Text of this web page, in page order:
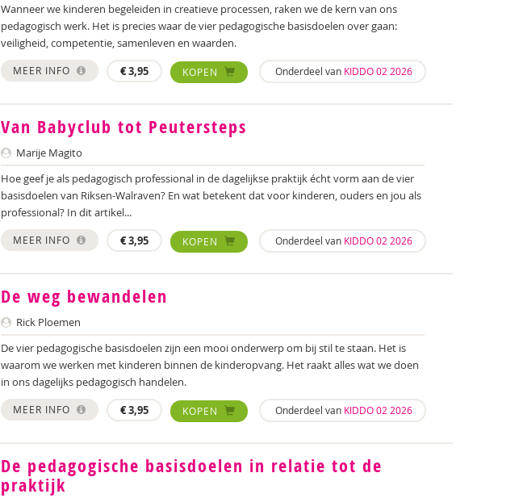
Wanneer we kinderen begeleiden in creatieve processen, raken we de kern van ons
pedagogisch werk. Het is precies waar de vier pedagogische basisdoelen over gaan:
veiligheid, competentie, samenleven en waarden.
MEER INFO €3,95 KOPEN Onderdeel van KIDDO 02 2026
Van Babyclub tot Peutersteps
Marije Magito
Hoe geef je als pedagogisch professional in de dagelijkse praktijk écht vorm aan de vier
basisdoelen van Riksen-Walraven? En wat betekent dat voor kinderen, ouders en jou als
professional? In dit artikel...
MEER INFO €3,95 KOPEN Onderdeel van KIDDO 02 2026
De weg bewandelen
Rick Ploemen
De vier pedagogische basisdoelen zijn een mooi onderwerp om bij stil te staan. Het is
waarom we werken met kinderen binnen de kinderopvang. Het raakt alles wat we doen
in ons dagelijks pedagogisch handelen.
MEER INFO €3,95 KOPEN Onderdeel van KIDDO 02 2026
De pedagogische basisdoelen in relatie tot de
praktijk